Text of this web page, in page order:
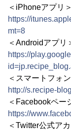
＜iPhoneアプリ＞
https://
mt=8
＜Androidアプリ
https://
＜スマートフォ
http://s.recipe-
＜Facebookペー
https://
＜Twitter公式ア